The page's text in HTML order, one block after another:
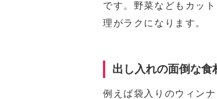
です。野菜などもカッ
理がラクになります。
出し入れの面倒な食
例えば袋入りのウィン